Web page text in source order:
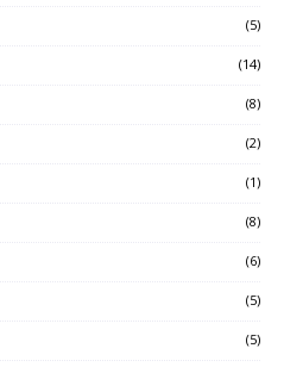
(5)
(14)
(8)
(2)
(1)
(8)
(6)
(5)
(5)